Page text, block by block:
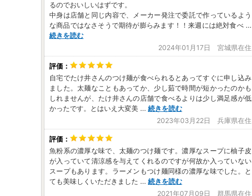
るのでおいしいはずです。
中身は店舗と同じ内容で、メーカー発注で委託で作っているよう
な商品ではなさそうで期待が膨らみます！！来週には絶対食べ ...
続きを読む
2024年01月17日 宮城県在住
自宅でたけ井さんのつけ麺が食べられるとあってすぐに申し込み
ました。太麺なこともあってか、少し茹で時間が短かったのかも
しれませんが、たけ井さんの店舗で食べるよりは少し満足感が低
かったです。とはいえ大変美 ... 続きを読む
2023年03月22日 兵庫県在住
魚粉系の濃厚な味で、太麺のつけ麺です。濃厚なスープに柚子皮
が入っていて清涼感を与えてくれるのですが何故か入っていない
スープもあります。ラーメンもつけ麺同様の濃厚な味でした。と
ても美味しくいただきました ... 続きを読む
2021年07月09日 群馬県在住